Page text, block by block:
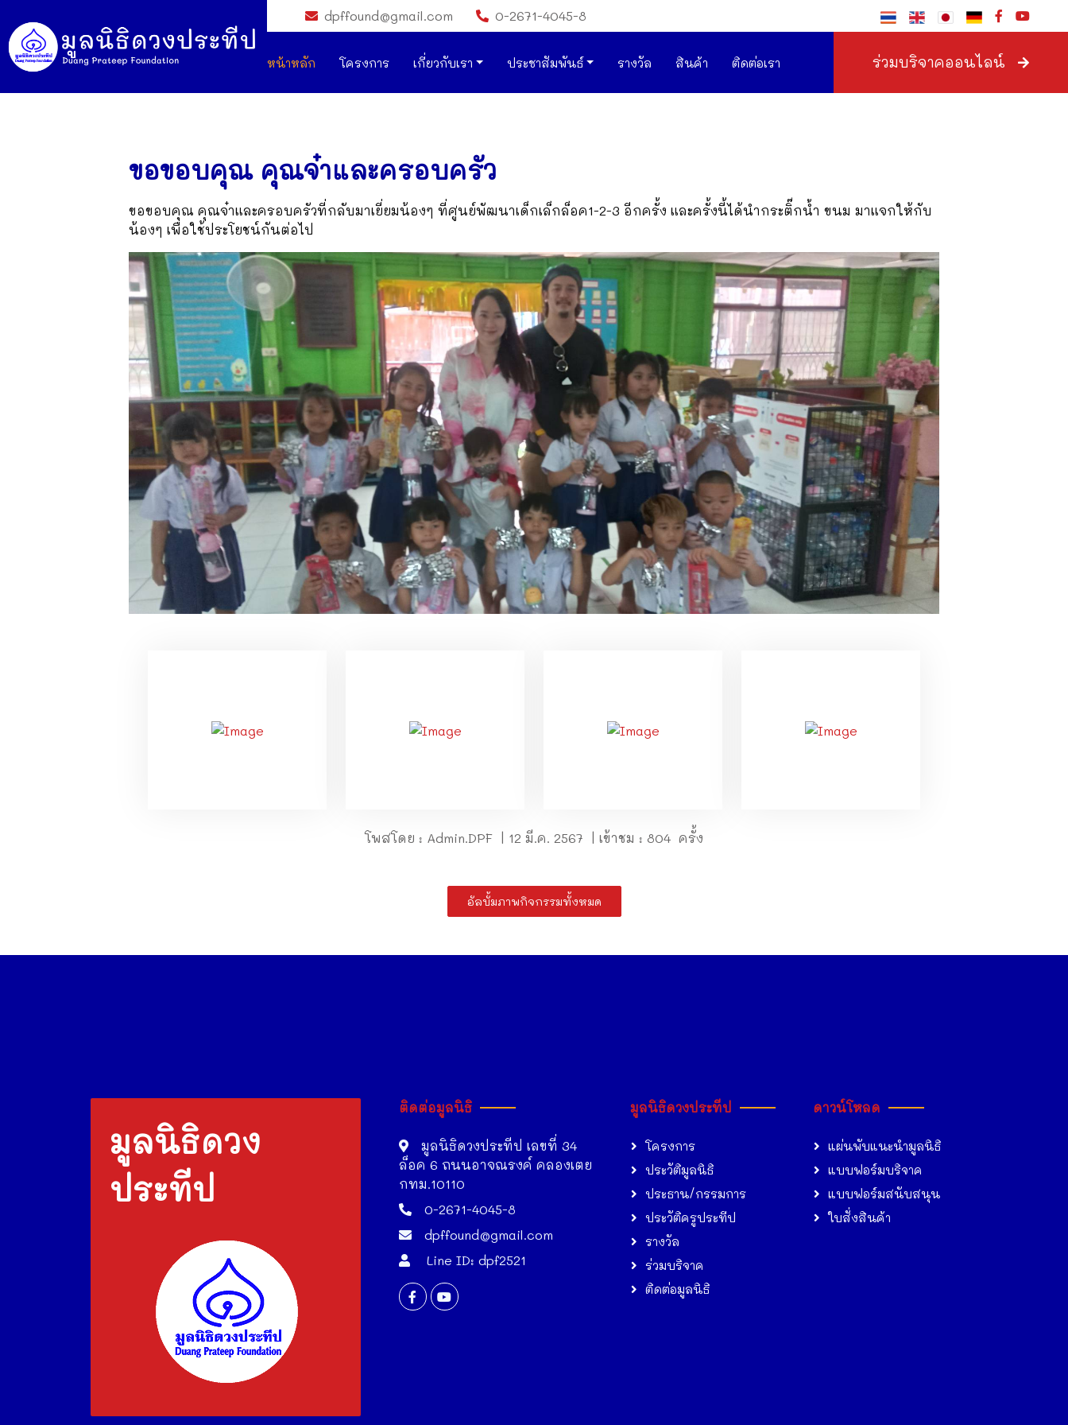
dpffound@gmail.com 0-2671-4045-8
หน้าหลัก โครงการ เกี่ยวกับเรา ประชาสัมพันธ์ รางวัล สินค้า ติดต่อเรา ร่วมบริจาคออนไลน์
ขอขอบคุณ คุณจ๋าและครอบครัว
ขอขอบคุณ คุณจ๋าและครอบครัวที่กลับมาเยี่ยมน้องๆ ที่ศูนย์พัฒนาเด็กเล็กล็อค1-2-3 อีกครั้ง และครั้งนี้ได้นำกระติ๊กน้ำ ขนม มาแจกให้กับ
น้องๆ เพื่อใช้ประโยชน์กันต่อไป
โพสโดย : Admin.DPF | 12 มี.ค. 2567 | เข้าชม : 804 ครั้ง
อัลบั้มภาพกิจกรรมทั้งหมด
มูลนิธิดวง
ประทีป
ติดต่อมูลนิธิ
มูลนิธิดวงประทีป เลขที่ 34
ล็อค 6 ถนนอาจณรงค์ คลองเตย
กทม.10110
0-2671-4045-8
dpffound@gmail.com
Line ID: dpf2521
มูลนิธิดวงประทีป
โครงการ
ประวัติมูลนิธิ
ประธาน/กรรมการ
ประวัติครูประทีป
รางวัล
ร่วมบริจาค
ติดต่อมูลนิธิ
ดาวน์โหลด
แผ่นพับแนะนำมูลนิธิ
แบบฟอร์มบริจาค
แบบฟอร์มสนับสนุน
ใบสั่งสินค้า